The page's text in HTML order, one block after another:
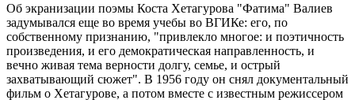
Об экранизации поэмы Коста Хетагурова "Фатима" Валиев
задумывался еще во время учебы во ВГИКе: его, по
собственному признанию, "привлекло многое: и поэтичность
произведения, и его демократическая направленность, и
вечно живая тема верности долгу, семье, и острый
захватывающий сюжет". В 1956 году он снял документальный
фильм о Хетагурове, а потом вместе с известным режиссером